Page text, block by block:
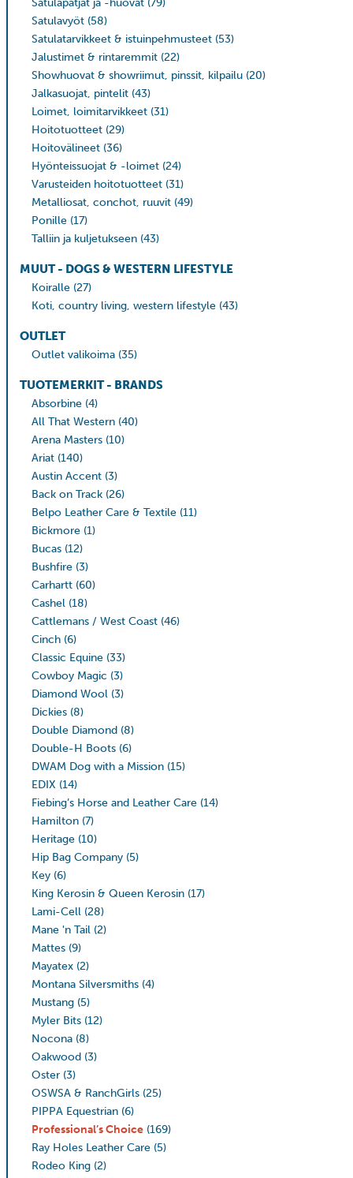
Satulavyöt (58)
Satulatarvikkeet & istuinpehmusteet (53)
Jalustimet & rintaremmit (22)
Showhuovat & showriimut, pinssit, kilpailu (20)
Jalkasuojat, pintelit (43)
Loimet, loimitarvikkeet (31)
Hoitotuotteet (29)
Hoitovälineet (36)
Hyönteissuojat & -loimet (24)
Varusteiden hoitotuotteet (31)
Metalliosat, conchot, ruuvit (49)
Ponille (17)
Talliin ja kuljetukseen (43)
MUUT - DOGS & WESTERN LIFESTYLE
Koiralle (27)
Koti, country living, western lifestyle (43)
OUTLET
Outlet valikoima (35)
TUOTEMERKIT - BRANDS
Absorbine (4)
All That Western (40)
Arena Masters (10)
Ariat (140)
Austin Accent (3)
Back on Track (26)
Belpo Leather Care & Textile (11)
Bickmore (1)
Bucas (12)
Bushfire (3)
Carhartt (60)
Cashel (18)
Cattlemans / West Coast (46)
Cinch (6)
Classic Equine (33)
Cowboy Magic (3)
Diamond Wool (3)
Dickies (8)
Double Diamond (8)
Double-H Boots (6)
DWAM Dog with a Mission (15)
EDIX (14)
Fiebing’s Horse and Leather Care (14)
Hamilton (7)
Heritage (10)
Hip Bag Company (5)
Key (6)
King Kerosin & Queen Kerosin (17)
Lami-Cell (28)
Mane 'n Tail (2)
Mattes (9)
Mayatex (2)
Montana Silversmiths (4)
Mustang (5)
Myler Bits (12)
Nocona (8)
Oakwood (3)
Oster (3)
OSWSA & RanchGirls (25)
PIPPA Equestrian (6)
Professional’s Choice (169)
Ray Holes Leather Care (5)
Rodeo King (2)